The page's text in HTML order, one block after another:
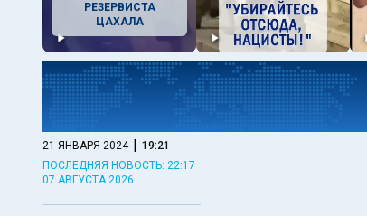
РЕЗЕРВИСТА
ЦАХАЛА
21 ЯНВАРЯ 2024 | 19:21
ПОСЛЕДНЯЯ НОВОСТЬ: 22:17
07 АВГУСТА 2026